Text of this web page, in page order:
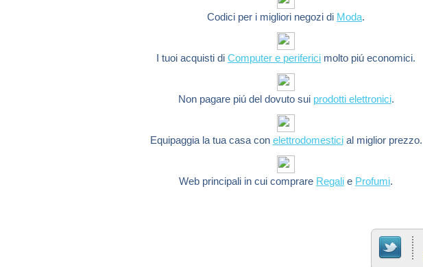
Codici per i migliori negozi di Moda.
I tuoi acquisti diComputer e periferici molto piú economici.
Non pagare piú del dovuto sui prodotti elettronici.
Equipaggia la tua casa con elettrodomesticial miglior prezzo.
Web principali in cui comprare Regali e Profumi.